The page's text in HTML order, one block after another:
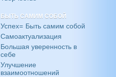
БЫТЬ САМИМ СОБОЙ
Успех= Быть самим собой
Самоактуализация
Большая уверенность в
себе
Улучшение
взаимоотношений